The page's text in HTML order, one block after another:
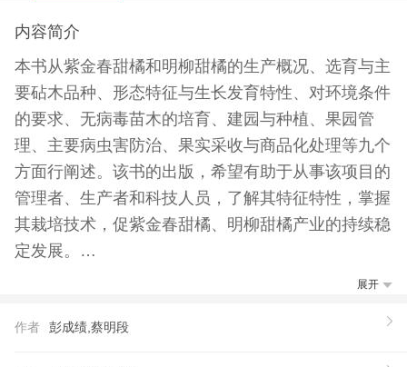
内容简介
本书从紫金春甜橘和明柳甜橘的生产概况、选育与主
要砧木品种、形态特征与生长发育特性、对环境条件
的要求、无病毒苗木的培育、建园与种植、果园管
理、主要病虫害防治、果实采收与商品化处理等九个
方面行阐述。该书的出版，希望有助于从事该项目的
管理者、生产者和科技人员，了解其特征特性，掌握
其栽培技术，促紫金春甜橘、明柳甜橘产业的持续稳
定发展。
国务院政府特殊津贴。曾任所长、广东园艺学会理事
展开
作者 彭成绩,蔡明段